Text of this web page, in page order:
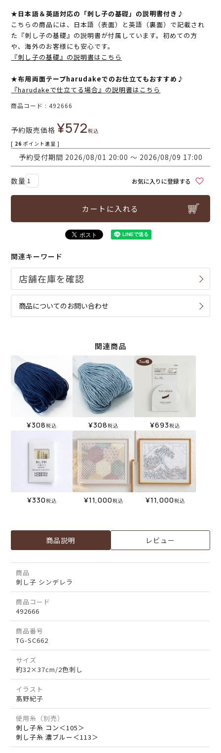
★日本語＆英語対応の「刺し子の基礎」の説明書付き♪
こちらの商品には、日本語（表面）と英語（裏面）で記載され
た『刺し子の基礎』の説明書が付属しています。初めての方
や、海外のお客様にも安心です。
『刺し子の基礎』の説明書はこちら
★布用両面テープharudakeでのお仕立てもおすすめ♪
『harudakeで仕立てる場合』の説明書はこちら
商品コード 492666
予約販売価格 ¥572税込
[ 26 ポイント進呈 ]
予約受付期間 2026/08/01 20:00 〜 2026/08/09 17:00
お気に入りに登録する
カートに入れる
関連キーワード
商品についてのお問い合わせ
関連商品
¥308税込 ¥308税込 ¥693税込
¥330税込 ¥11,000税込 ¥11,000税込
商品説明 レビュー
商品
刺し子 シンデレラ
商品コード
492666
商品番号
TG-SC662
サイズ
約32×37cm/2色刺し
イラスト
髙野紀子
使用糸（別売）
刺し子糸 コン＜105＞
刺し子糸 濃ブルー＜113＞